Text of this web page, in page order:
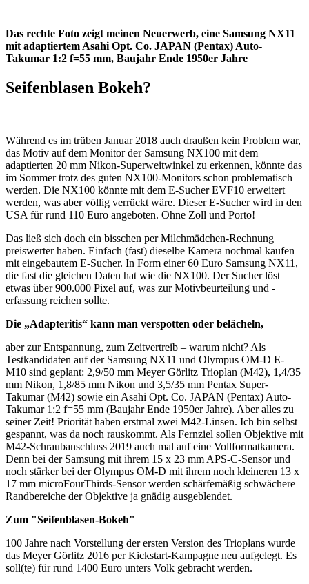
Das rechte Foto zeigt meinen Neuerwerb, eine Samsung NX11
mit adaptiertem Asahi Opt. Co. JAPAN (Pentax) Auto-
Takumar 1:2 f=55 mm, Baujahr Ende 1950er Jahre
Seifenblasen Bokeh?
Während es im trüben Januar 2018 auch draußen kein Problem war,
das Motiv auf dem Monitor der Samsung NX100 mit dem
adaptierten 20 mm Nikon-Superweitwinkel zu erkennen, könnte das
im Sommer trotz des guten NX100-Monitors schon problematisch
werden. Die NX100 könnte mit dem E-Sucher EVF10 erweitert
werden, was aber völlig verrückt wäre. Dieser E-Sucher wird in den
USA für rund 110 Euro angeboten. Ohne Zoll und Porto!
Das ließ sich doch ein bisschen per Milchmädchen-Rechnung
preiswerter haben. Einfach (fast) dieselbe Kamera nochmal kaufen –
mit eingebautem E-Sucher. In Form einer 60 Euro Samsung NX11,
die fast die gleichen Daten hat wie die NX100. Der Sucher löst
etwas über 900.000 Pixel auf, was zur Motivbeurteilung und -
erfassung reichen sollte.
Die „Adapteritis“ kann man verspotten oder belächeln,
aber zur Entspannung, zum Zeitvertreib – warum nicht? Als
Testkandidaten auf der Samsung NX11 und Olympus OM-D E-
M10 sind geplant: 2,9/50 mm Meyer Görlitz Trioplan (M42), 1,4/35
mm Nikon, 1,8/85 mm Nikon und 3,5/35 mm Pentax Super-
Takumar (M42) sowie ein Asahi Opt. Co. JAPAN (Pentax) Auto-
Takumar 1:2 f=55 mm (Baujahr Ende 1950er Jahre). Aber alles zu
seiner Zeit! Priorität haben erstmal zwei M42-Linsen. Ich bin selbst
gespannt, was da noch rauskommt. Als Fernziel sollen Objektive mit
M42-Schraubanschluss 2019 auch mal auf eine Vollformatkamera.
Denn bei der Samsung mit ihrem 15 x 23 mm APS-C-Sensor und
noch stärker bei der Olympus OM-D mit ihrem noch kleineren 13 x
17 mm microFourThirds-Sensor werden schärfemäßig schwächere
Randbereiche der Objektive ja gnädig ausgeblendet.
Zum "Seifenblasen-Bokeh"
100 Jahre nach Vorstellung der ersten Version des Trioplans wurde
das Meyer Görlitz 2016 per Kickstart-Kampagne neu aufgelegt. Es
soll(te) für rund 1400 Euro unters Volk gebracht werden.